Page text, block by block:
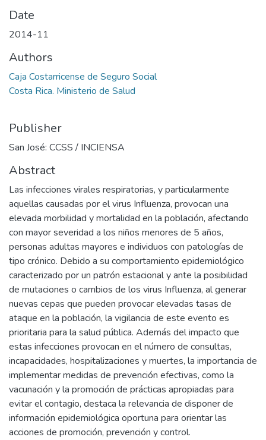
Date
2014-11
Authors
Caja Costarricense de Seguro Social
Costa Rica. Ministerio de Salud
Publisher
San José: CCSS / INCIENSA
Abstract
Las infecciones virales respiratorias, y particularmente
aquellas causadas por el virus Influenza, provocan una
elevada morbilidad y mortalidad en la población, afectando
con mayor severidad a los niños menores de 5 años,
personas adultas mayores e individuos con patologías de
tipo crónico. Debido a su comportamiento epidemiológico
caracterizado por un patrón estacional y ante la posibilidad
de mutaciones o cambios de los virus Influenza, al generar
nuevas cepas que pueden provocar elevadas tasas de
ataque en la población, la vigilancia de este evento es
prioritaria para la salud pública. Además del impacto que
estas infecciones provocan en el número de consultas,
incapacidades, hospitalizaciones y muertes, la importancia de
implementar medidas de prevención efectivas, como la
vacunación y la promoción de prácticas apropiadas para
evitar el contagio, destaca la relevancia de disponer de
información epidemiológica oportuna para orientar las
acciones de promoción, prevención y control.